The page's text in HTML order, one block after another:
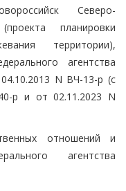
Северо-
планировки
территории),
агентства
N ВЧ-13-р (с
р и от 02.11.2023 N
отношений и
агентства